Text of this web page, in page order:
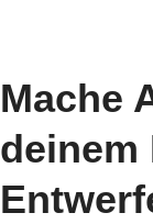
Mache
deinem